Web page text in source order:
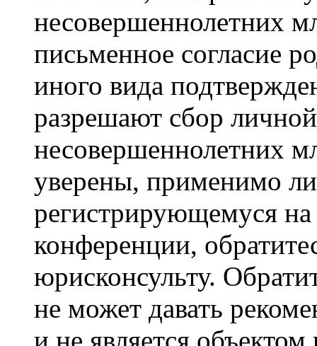
несовершеннолетних
письменное согласие
иного вида
разрешают сбор
несовершеннолетних
уверены, применимо
регистрирующемуся
конференции,
юрисконсульту.
не может давать
и не является